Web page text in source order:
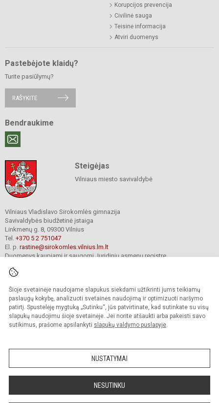
Šioje svetainėje naudojame slapukus siekdami užtikrinti jums teikiamų
paslaugų kokybę, analizuoti svetainės naudojimą ir optimizuoti naršymo
patirtį. Spustelėję mygtuką „Sutinku“, jūs patvirtinate, kad sutinkate su visų
slapukų naudojimu šioje svetainėje. Jei norite atšaukti arba pakeisti savo
sutikimus, prašome apsilankyti slapukų valdymo puslapyje.
NUSTATYMAI
NESUTINKU
Korupcijos prevencija
Civilinė sauga
Teisinė informacija
Atviri duomenys
Pastebėjote klaidų?
Turite pasiūlymų?
RAŠYKITE
Bendraukime
Steigėjas
Vilniaus miesto savivaldybė
Vilniaus Vladislavo Sirokomlės gimnazija
Savivaldybės biudžetinė įstaiga
Linkmenų g. 8, 09300 Vilnius
Tel. +370 5 2 751047
El. p. rastine@sirokomles.vilnius.lm.lt
Duomenys kaupiami ir saugomi Juridinių asmenų registre
© 2020. Vilniaus Vladislavo Sirokomlės gimnazija. Visos teisės saugomos.
Kopijuoti turinį be raštiško gimnazijos sutikimo griežtai draudžiama.
Versija neįgaliesiems Slapukų valdymas